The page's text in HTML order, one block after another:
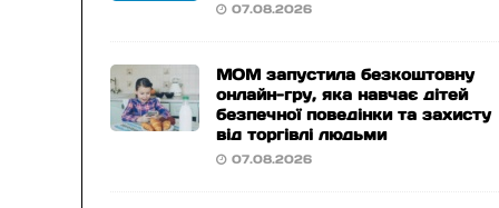
07.08.2026
МОМ запустила безкоштовну
онлайн-гру, яка навчає дітей
безпечної поведінки та захисту
від торгівлі людьми
07.08.2026